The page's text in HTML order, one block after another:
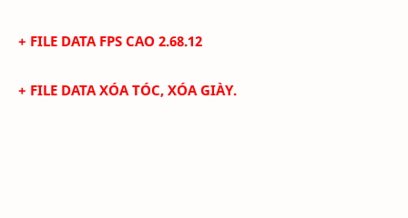
+ FILE DATA FPS CAO 2.68.12
+ FILE DATA XÓA TÓC, XÓA GIÀY.